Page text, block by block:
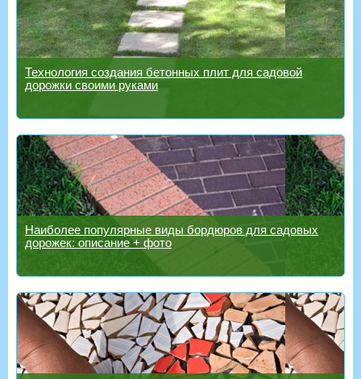
Технология создания бетонных плит для садовой
дорожки своими руками
Наиболее популярные виды бордюров для садовых
дорожек: описание + фото